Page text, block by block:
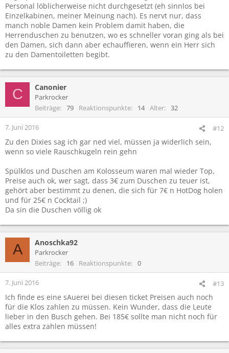
Personal löblicherweise nicht durchgesetzt (eh sinnlos bei
Einzelkabinen, meiner Meinung nach). Es nervt nur, dass
manch noble Damen kein Problem damit haben, die
Herrenduschen zu benutzen, wo es schneller voran ging als bei
den Damen, sich dann aber echauffieren, wenn ein Herr sich
zu den Damentoiletten begibt.
C Canonier
Parkrocker
Beiträge
79 Reaktionspunkte 14 Alter 32
7. Juni 2016 #12
Zu den Dixies sag ich gar ned viel, müssen ja widerlich sein,
wenn so viele Rauschkugeln rein gehn
Spülklos und Duschen am Kolosseum waren mal wieder Top,
Preise auch ok, wer sagt, dass 3€ zum Duschen zu teuer ist,
gehört aber bestimmt zu denen, die sich für 7€ n HotDog holen
und für 25€ n Cocktail ;)
Da sin die Duschen völlig ok
A Anoschka92
Parkrocker
Beiträge
16 Reaktionspunkte 0
7. Juni 2016 #13
Ich finde es eine sAuerei bei diesen ticket Preisen auch noch
für die Klos zahlen zu müssen. Kein Wunder, dass die Leute
lieber in den Busch gehen. Bei 185€ sollte man nicht noch für
alles extra zahlen müssen!